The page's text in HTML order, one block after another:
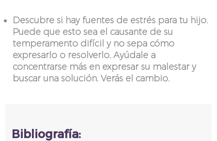
Descubre si hay fuentes de estrés para tu hijo.
Puede que esto sea el causante de su
temperamento difícil y no sepa cómo
expresarlo o resolverlo. Ayúdale a
concentrarse más en expresar su malestar y
buscar una solución. Verás el cambio.
Bibliografía: